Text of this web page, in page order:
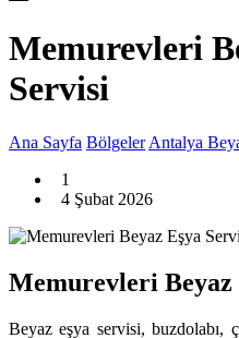
Memurevleri
Servisi
Ana Sayfa Bölgeler Antalya
1
4 Şubat 2026
Memurevleri Beyaz
Beyaz eşya servisi, buzdolabı,